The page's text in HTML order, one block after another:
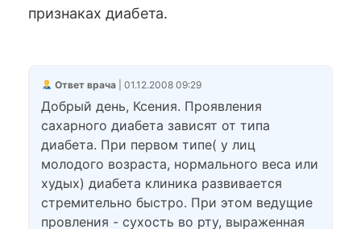
признаках диабета.
Ответ врача| 01.12.2008 09:29
Добрый день, Ксения. Проявления
сахарного диабета зависят от типа
диабета. При первом типе( у лиц
молодого возраста, нормального веса или
худых) диабета клиника развивается
стремительно быстро. При этом ведущие
провления - сухость во рту, выраженная